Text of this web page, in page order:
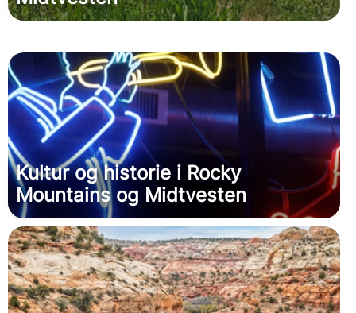
Kultur og historie i Rocky
Mountains og Midtvesten